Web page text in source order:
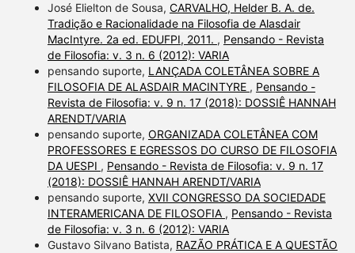
José Elielton de Sousa, CARVALHO, Helder B. A. de.
Tradição e Racionalidade na Filosofia de Alasdair
MacIntyre. 2a ed. EDUFPI, 2011. , Pensando - Revista
de Filosofia: v. 3 n. 6 (2012): VARIA
pensando suporte, LANÇADA COLETÂNEA SOBRE A
FILOSOFIA DE ALASDAIR MACINTYRE , Pensando -
Revista de Filosofia: v. 9 n. 17 (2018): DOSSIÊ HANNAH
ARENDT/VARIA
pensando suporte, ORGANIZADA COLETÂNEA COM
PROFESSORES E EGRESSOS DO CURSO DE FILOSOFIA
DA UESPI , Pensando - Revista de Filosofia: v. 9 n. 17
(2018): DOSSIÊ HANNAH ARENDT/VARIA
pensando suporte, XVII CONGRESSO DA SOCIEDADE
INTERAMERICANA DE FILOSOFIA , Pensando - Revista
de Filosofia: v. 3 n. 6 (2012): VARIA
Gustavo Silvano Batista, RAZÃO PRÁTICA E A QUESTÃO